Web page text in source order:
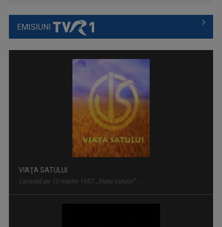
EMISIUNI
VIAŢA SATULUI
Lansată pe 10 martie 1957, „Viața satului” ...